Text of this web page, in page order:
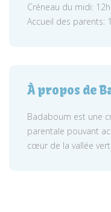
Créneau du midi:
Accueil des parents:
À propos de
Badaboum est une
parentale pouvant
cœur de la vallée